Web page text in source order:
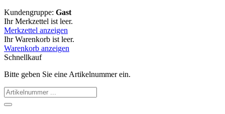
Kundengruppe: Gast
Ihr Merkzettel ist leer.
Merkzettel anzeigen
Ihr Warenkorb ist leer.
Warenkorb anzeigen
Schnellkauf
Bitte geben Sie eine Artikelnummer ein.